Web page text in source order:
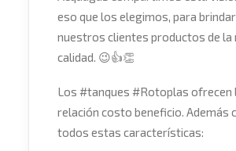
eso que los elegimos, para
nuestros clientes productos de la
calidad. 😉👍👏
Los #tanques #Rotoplas ofrecen
relación costo beneficio. Además
todos estas características: